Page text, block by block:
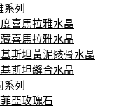
列
喜馬拉雅水晶
喜馬拉雅水晶
基斯坦黃泥骸骨水晶
基斯坦縫合水晶
列
亞玫瑰石